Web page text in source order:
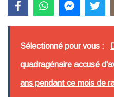
Sélectionné pour vous :
quadragénaire accusé
ans pendant ce mois de